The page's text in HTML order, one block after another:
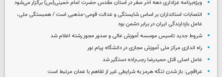
ویژه‌برنامه عزاداری دهه آخر صفر در آستان مقدس حضرت امام خمینی(س) برگزار می‌شود
انتصابات استانداران بر اساس شایستگی و عدالت قومی-مذهبی است / همبستگی ملی،
عامل بازدارندگی ایران در برابر دشمن بود
شروط جدید تاسیس موسسه آموزش عالی و صدور مجوز رشته اعلام شد
راه اندازی مرکز ملی آموزش مجازی در دانشگاه پیام نور
عامل اصلی قتل حمیدرضا رجب‌زاده دستگیر شد
عراقچی: باز شدن تنگه هرمز به شرایطی غیر از تفاهم با عمان مرتبط است